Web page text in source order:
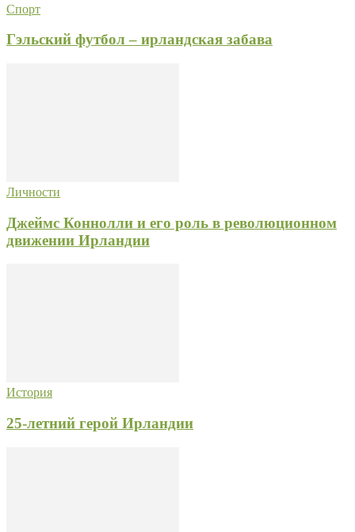
Спорт
Гэльский футбол – ирландская забава
Личности
Джеймс Коннолли и его роль в революционном
движении Ирландии
История
25-летний герой Ирландии